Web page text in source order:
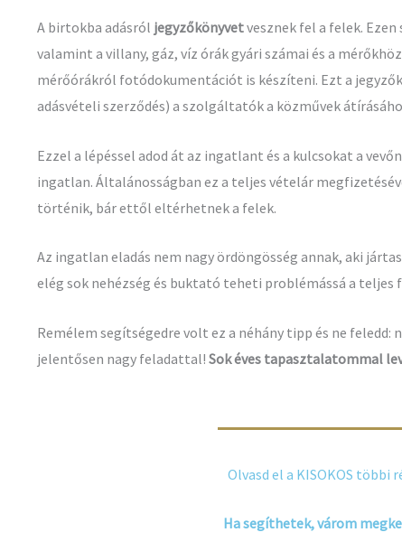
A birtokba adásról jegyzőkönyvetvesznek fel a felek.
valamint a villany, gáz, víz órák gyári számai és a
mérőórákról fotódokumentációt is készíteni. Ezt a
adásvételi szerződés) a szolgáltatók a közművek
Ezzel a lépéssel adod át az ingatlant és a kulcsokat a
ingatlan. Általánosságban ez a teljes vételár
történik, bár ettől eltérhetnek a felek.
Az ingatlan eladás nem nagy ördöngösség annak, aki
elég sok nehézség és buktató teheti problémássá a teljes
Remélem segítségedre volt ez a néhány tipp és ne feledd:
jelentősen nagy feladattal! Sok éves tapasztalatommal
Olvasd el a KISOKOS többi
Ha segíthetek, várom